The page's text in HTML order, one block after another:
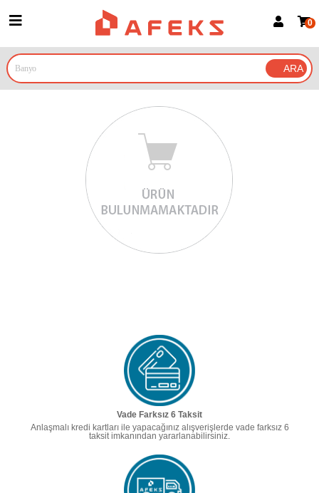
Google İle Bağlan
0
Vade Farksız 6 Taksit
Anlaşmalı kredi kartları ile yapacağınız alışverişlerde vade farksız 6
taksit imkanından yararlanabilirsiniz.